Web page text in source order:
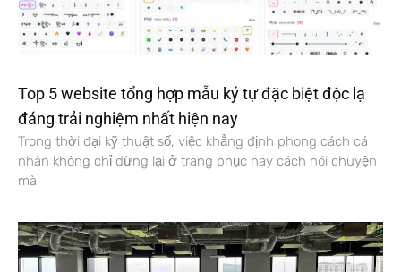
Top 5 website tổng hợp mẫu ký tự đặc biệt độc lạ
đáng trải nghiệm nhất hiện nay
Trong thời đại kỹ thuật số, việc khẳng định phong cách cá
nhân không chỉ dừng lại ở trang phục hay cách nói chuyện
mà